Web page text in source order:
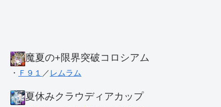
魔夏の+限界突破コロシアム
・ Ｆ９１ ／ レムラム
夏休みクラウディアカップ